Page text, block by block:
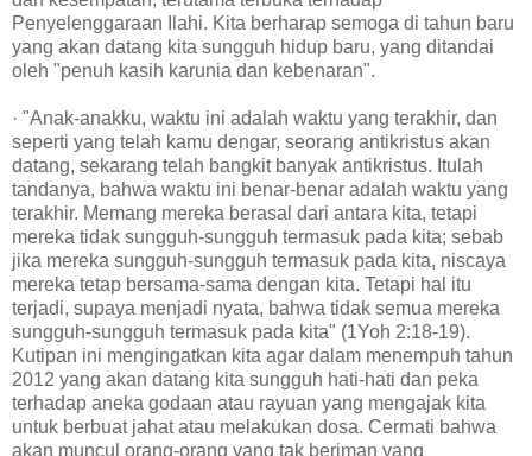
Penyelenggaraan Ilahi. Kita berharap semoga di tahun baru
yang akan datang kita sungguh hidup baru, yang ditandai
oleh "penuh kasih karunia dan kebenaran".
· "Anak-anakku, waktu ini adalah waktu yang terakhir, dan
seperti yang telah kamu dengar, seorang antikristus akan
datang, sekarang telah bangkit banyak antikristus. Itulah
tandanya, bahwa waktu ini benar-benar adalah waktu yang
terakhir. Memang mereka berasal dari antara kita, tetapi
mereka tidak sungguh-sungguh termasuk pada kita; sebab
jika mereka sungguh-sungguh termasuk pada kita, niscaya
mereka tetap bersama-sama dengan kita. Tetapi hal itu
terjadi, supaya menjadi nyata, bahwa tidak semua mereka
sungguh-sungguh termasuk pada kita" (1Yoh 2:18-19).
Kutipan ini mengingatkan kita agar dalam menempuh tahun
2012 yang akan datang kita sungguh hati-hati dan peka
terhadap aneka godaan atau rayuan yang mengajak kita
untuk berbuat jahat atau melakukan dosa. Cermati bahwa
akan muncul orang-orang yang tak beriman yang